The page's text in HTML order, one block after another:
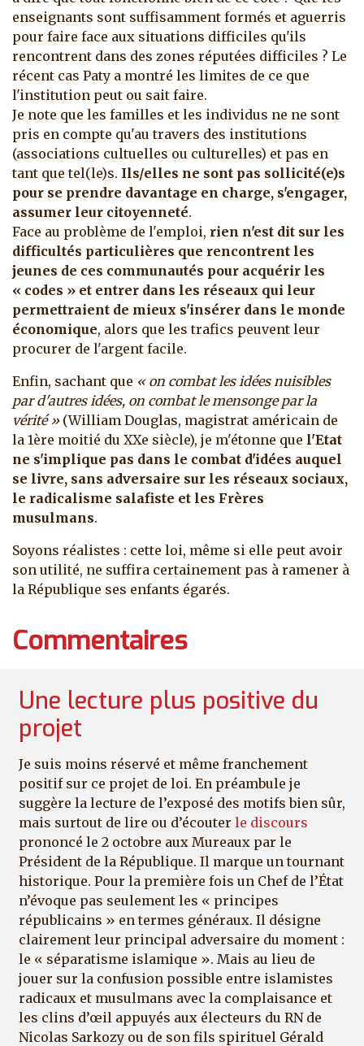
enseignants sont suffisamment formés et aguerris
pour faire face aux situations difficiles qu'ils
rencontrent dans des zones réputées difficiles ? Le
récent cas Paty a montré les limites de ce que
l'institution peut ou sait faire.
Je note que les familles et les individus ne ne sont
pris en compte qu'au travers des institutions
(associations cultuelles ou culturelles) et pas en
tant que tel(le)s. Ils/elles ne sont pas sollicité(e)s
pour se prendre davantage en charge, s'engager,
assumer leur citoyenneté.
Face au problème de l'emploi, rien n'est dit sur les
difficultés particulières que rencontrent les
jeunes de ces communautés pour acquérir les
« codes » et entrer dans les réseaux qui leur
permettraient de mieux s'insérer dans le monde
économique, alors que les trafics peuvent leur
procurer de l'argent facile.
Enfin, sachant que « on combat les idées nuisibles
par d'autres idées, on combat le mensonge par la
vérité »(William Douglas, magistrat américain de
la 1ère moitié du XXe siècle), je m'étonne que l'Etat
ne s'implique pas dans le combat d'idées auquel
se livre, sans adversaire sur les réseaux sociaux,
le radicalisme salafiste et les Frères
musulmans.
Soyons réalistes : cette loi, même si elle peut avoir
son utilité, ne suffira certainement pas à ramener à
la République ses enfants égarés.
Commentaires
Une lecture plus positive du
projet
Je suis moins réservé et même franchement
positif sur ce projet de loi. En préambule je
suggère la lecture de l’exposé des motifs bien sûr,
mais surtout de lire ou d’écouter le discours
prononcé le 2 octobre aux Mureaux par le
Président de la République. Il marque un tournant
historique. Pour la première fois un Chef de l’État
n’évoque pas seulement les « principes
républicains » en termes généraux. Il désigne
clairement leur principal adversaire du moment :
le « séparatisme islamique ». Mais au lieu de
jouer sur la confusion possible entre islamistes
radicaux et musulmans avec la complaisance et
les clins d’œil appuyés aux électeurs du RN de
Nicolas Sarkozy ou de son fils spirituel Gérald